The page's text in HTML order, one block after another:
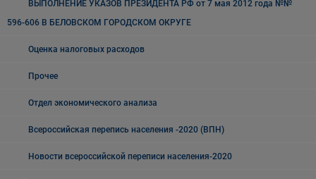
ВЫПОЛНЕНИЕ УКАЗОВ ПРЕЗИДЕНТА РФ от 7 мая 2012 года №№
596-606 В БЕЛОВСКОМ ГОРОДСКОМ ОКРУГЕ
Оценка налоговых расходов
Прочее
Отдел экономического анализа
Всероссийская перепись населения -2020 (ВПН)
Новости всероссийской переписи населения-2020